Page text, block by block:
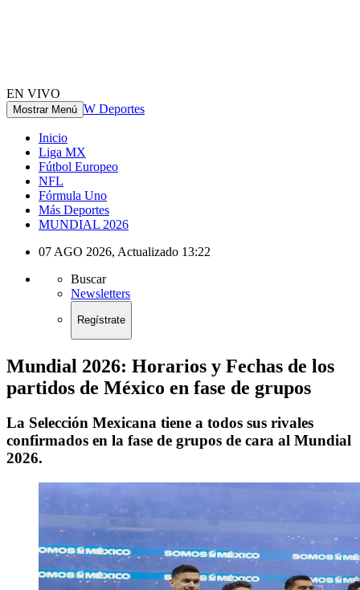
EN VIVO
Mostrar Menú W Deportes
Inicio
Liga MX
Fútbol Europeo
NFL
Fórmula Uno
Más Deportes
MUNDIAL 2026
07 AGO 2026, Actualizado 13:22
Buscar
Newsletters
Regístrate
Mundial 2026: Horarios y Fechas de los
partidos de México en fase de grupos
La Selección Mexicana tiene a todos sus rivales
confirmados en la fase de grupos de cara al Mundial
2026.